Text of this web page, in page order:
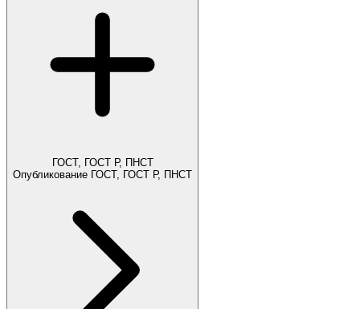
ГОСТ, ГОСТ Р, ПНСТ
Опубликование ГОСТ, ГОСТ Р, ПНСТ